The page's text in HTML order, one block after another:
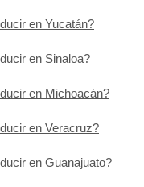
en Yucatán?
en Sinaloa?
en Michoacán?
en Veracruz?
en Guanajuato?